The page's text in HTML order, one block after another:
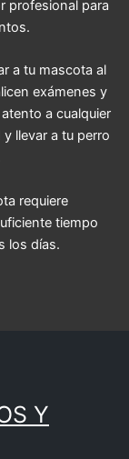
profesional para
a tu mascota al
exámenes y
a cualquier
llevar a tu perro
requiere
tiempo
los días.
Y